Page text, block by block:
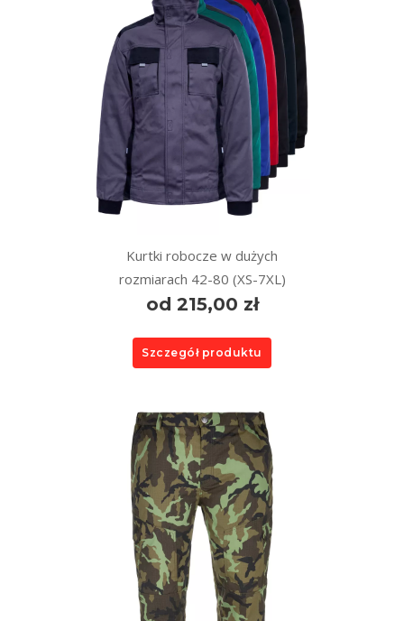
Kurtki robocze w dużych
rozmiarach 42-80 (XS-7XL)
od 215,00 zł
Szczegół produktu